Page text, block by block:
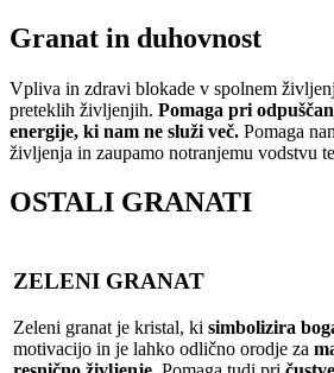
Granat in duhovnost
Vpliva in zdravi blokade v spolnem
preteklih življenjih. Pomaga pri
energije, ki nam ne služi več. Pomaga
življenja in zaupamo notranjemu vodstvu
OSTALI GRANATI
ZELENI GRANAT
Zeleni granat je kristal, ki simbolizira
motivacijo in je lahko odlično orodje za